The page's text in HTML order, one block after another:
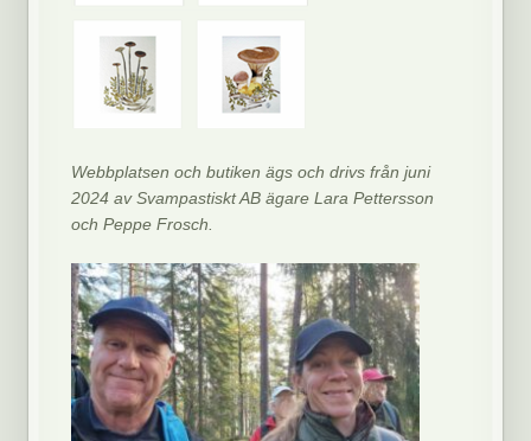
Webbplatsen och butiken ägs och drivs från juni
2024 av Svampastiskt AB ägare Lara Pettersson
och Peppe Frosch.